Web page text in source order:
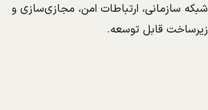
شبکه سازمانی، ارتباطات امن، مجازی‌سازی و
زیرساخت قابل توسعه.